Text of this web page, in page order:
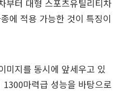
부터 대형 스포츠유틸리티차
에 적용 가능한 것이 특징이
미지를 동시에 앞세우고 있
마력급 성능을 바탕으로